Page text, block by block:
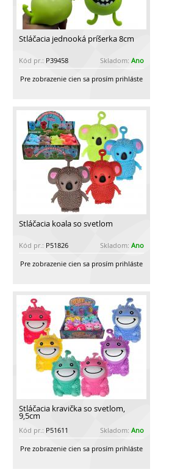
Stláčacia jednooká príšerka 8cm
Kód pr.: P39458 Skladom: Ano
Pre zobrazenie cien sa prosím prihláste
Stláčacia koala so svetlom
Kód pr.: P51826 Skladom: Ano
Pre zobrazenie cien sa prosím prihláste
Stláčacia kravička so svetlom,
9,5cm
Kód pr.: P51611 Skladom: Ano
Pre zobrazenie cien sa prosím prihláste